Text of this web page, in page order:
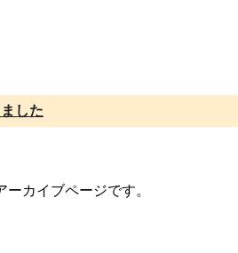
した
カイブページです。